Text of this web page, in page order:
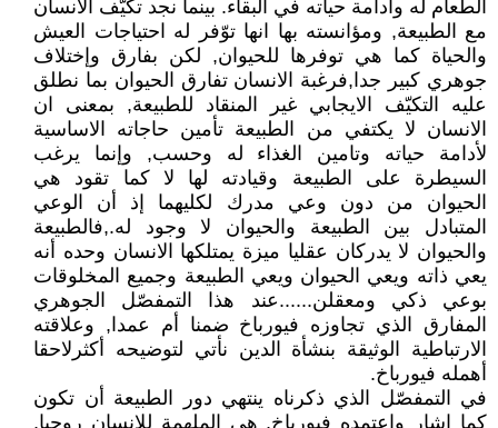
الطعام له وادامة حياته في البقاء. بينما نجد تكيّف الانسان
مع الطبيعة, ومؤانسته بها انها توّفر له احتياجات العيش
والحياة كما هي توفرها للحيوان, لكن بفارق وإختلاف
جوهري كبير جدا,فرغبة الانسان تفارق الحيوان بما نطلق
عليه التكيّف الايجابي غير المنقاد للطبيعة, بمعنى ان
الانسان لا يكتفي من الطبيعة تأمين حاجاته الاساسية
لأدامة حياته وتامين الغذاء له وحسب, وإنما يرغب
السيطرة على الطبيعة وقيادته لها لا كما تقود هي
الحيوان من دون وعي مدرك لكليهما إذ أن الوعي
المتبادل بين الطبيعة والحيوان لا وجود له.,فالطبيعة
والحيوان لا يدركان عقليا ميزة يمتلكها الانسان وحده أنه
يعي ذاته ويعي الحيوان ويعي الطبيعة وجميع المخلوقات
بوعي ذكي ومعقلن......عند هذا التمفصّل الجوهري
المفارق الذي تجاوزه فيورباخ ضمنا أم عمدا, وعلاقته
الارتباطية الوثيقة بنشأة الدين نأتي لتوضيحه أكثرلاحقا
أهمله فيورباخ.
في التمفصّل الذي ذكرناه ينتهي دور الطبيعة أن تكون
كما اشار وإعتمده فيورباخ, هي الملهمة للانسان روحيا,